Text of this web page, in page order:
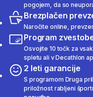
pogojem, da so
Brezplačen
Naročite online,
Program
Osvojite 10 točk za
spletu ali v Decathlon
2 leti garancije
S programom Druga
priložnost rabljeni